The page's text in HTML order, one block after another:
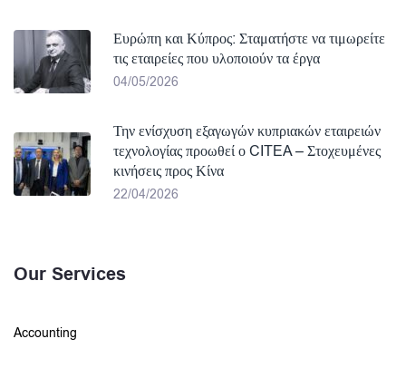
Ευρώπη και Κύπρος: Σταματήστε να τιμωρείτε
τις εταιρείες που υλοποιούν τα έργα
04/05/2026
Την ενίσχυση εξαγωγών κυπριακών εταιρειών
τεχνολογίας προωθεί ο CITEA – Στοχευμένες
κινήσεις προς Κίνα
22/04/2026
Our Services
Accounting